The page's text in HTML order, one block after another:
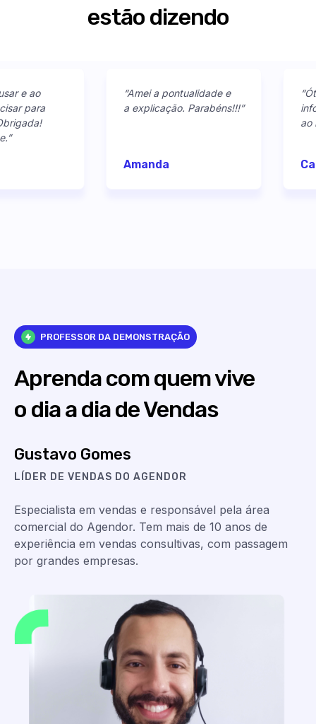
estão dizendo
e ao
para
“Amei a pontualidade e
a explicação. Parabéns!!!”
Amanda
ao
PROFESSOR DA DEMONSTRAÇÃO
Aprenda com quem vive
o dia a dia de Vendas
Gustavo Gomes
LÍDER DE VENDAS DO AGENDOR
Especialista em vendas e responsável pela área
comercial do Agendor. Tem mais de 10 anos de
experiência em vendas consultivas, com passagem
por grandes empresas.